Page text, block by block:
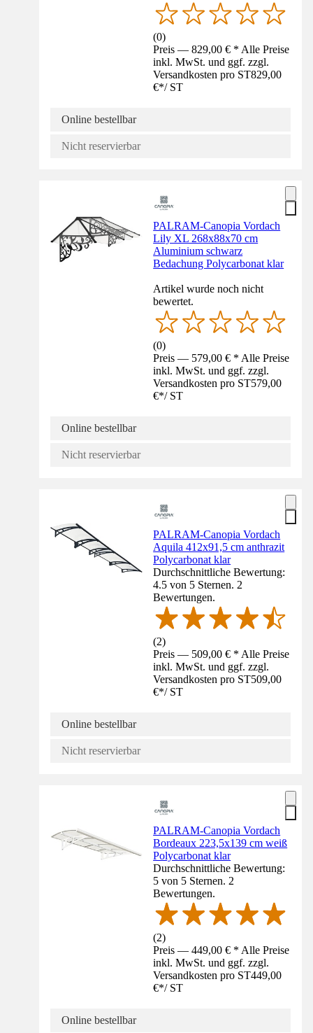
(0)
Preis — 829,00 € * Alle Preise
inkl. MwSt. und ggf. zzgl.
Versandkosten pro ST829,00
€*/ ST
Online bestellbar
Nicht reservierbar
PALRAM-Canopia Vordach
Lily XL 268x88x70 cm
Aluminium schwarz
Bedachung Polycarbonat klar
Artikel wurde noch nicht
bewertet.
(0)
Preis — 579,00 € * Alle Preise
inkl. MwSt. und ggf. zzgl.
Versandkosten pro ST579,00
€*/ ST
Online bestellbar
Nicht reservierbar
PALRAM-Canopia Vordach
Aquila 412x91,5 cm anthrazit
Polycarbonat klar
Durchschnittliche Bewertung:
4.5 von 5 Sternen. 2
Bewertungen.
(2)
Preis — 509,00 € * Alle Preise
inkl. MwSt. und ggf. zzgl.
Versandkosten pro ST509,00
€*/ ST
Online bestellbar
Nicht reservierbar
PALRAM-Canopia Vordach
Bordeaux 223,5x139 cm weiß
Polycarbonat klar
Durchschnittliche Bewertung:
5 von 5 Sternen. 2
Bewertungen.
(2)
Preis — 449,00 € * Alle Preise
inkl. MwSt. und ggf. zzgl.
Versandkosten pro ST449,00
€*/ ST
Online bestellbar